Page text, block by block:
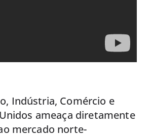
Indústria, Comércio e
ameaça diretamente
mercado norte-